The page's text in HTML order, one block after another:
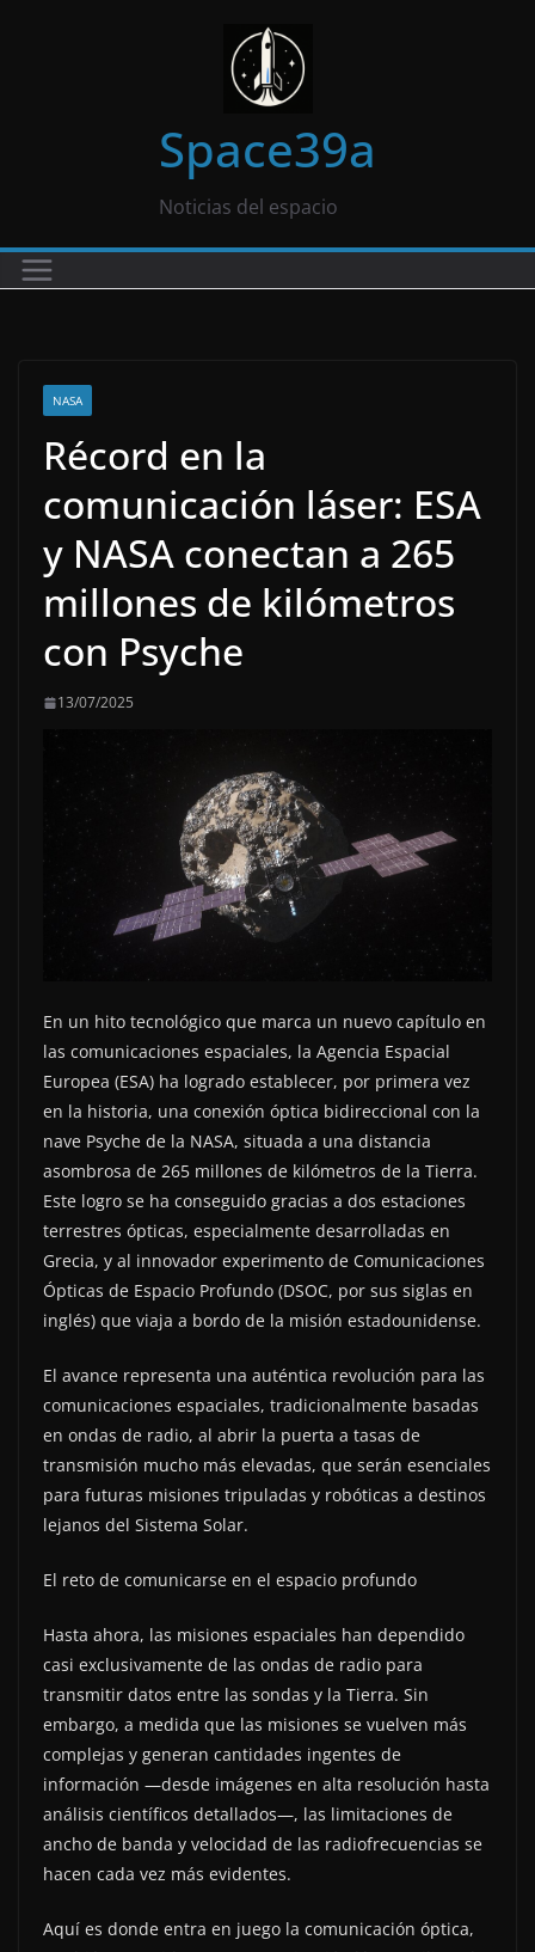
Space39a
Noticias del espacio
NASA
Récord en la
comunicación láser: ESA
y NASA conectan a 265
millones de kilómetros
con Psyche
13/07/2025
En un hito tecnológico que marca un nuevo capítulo en
las comunicaciones espaciales, la Agencia Espacial
Europea (ESA) ha logrado establecer, por primera vez
en la historia, una conexión óptica bidireccional con la
nave Psyche de la NASA, situada a una distancia
asombrosa de 265 millones de kilómetros de la Tierra.
Este logro se ha conseguido gracias a dos estaciones
terrestres ópticas, especialmente desarrolladas en
Grecia, y al innovador experimento de Comunicaciones
Ópticas de Espacio Profundo (DSOC, por sus siglas en
inglés) que viaja a bordo de la misión estadounidense.
El avance representa una auténtica revolución para las
comunicaciones espaciales, tradicionalmente basadas
en ondas de radio, al abrir la puerta a tasas de
transmisión mucho más elevadas, que serán esenciales
para futuras misiones tripuladas y robóticas a destinos
lejanos del Sistema Solar.
El reto de comunicarse en el espacio profundo
Hasta ahora, las misiones espaciales han dependido
casi exclusivamente de las ondas de radio para
transmitir datos entre las sondas y la Tierra. Sin
embargo, a medida que las misiones se vuelven más
complejas y generan cantidades ingentes de
información —desde imágenes en alta resolución hasta
análisis científicos detallados—, las limitaciones de
ancho de banda y velocidad de las radiofrecuencias se
hacen cada vez más evidentes.
Aquí es donde entra en juego la comunicación óptica,